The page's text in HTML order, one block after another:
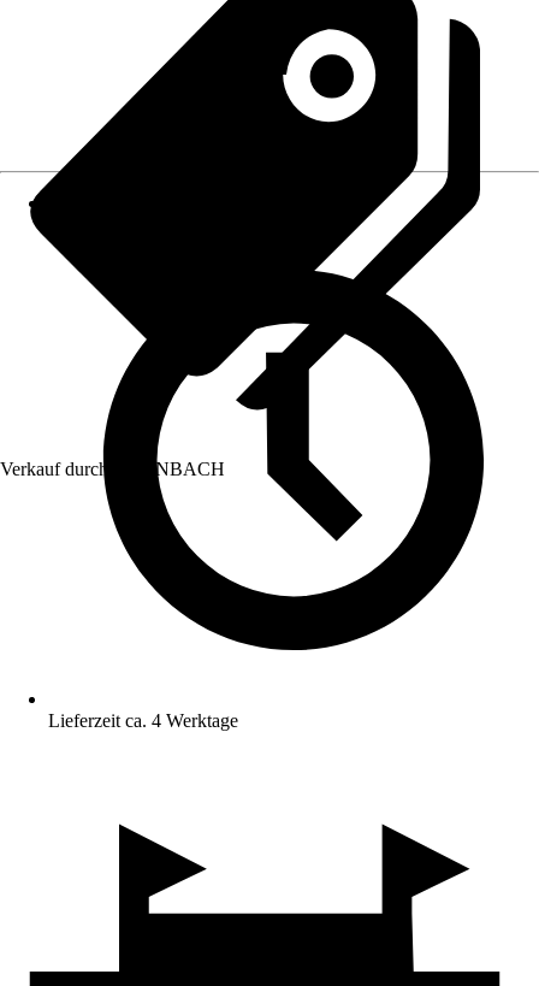
Verkauf durch: HORNBACH
Lieferzeit ca. 4 Werktage